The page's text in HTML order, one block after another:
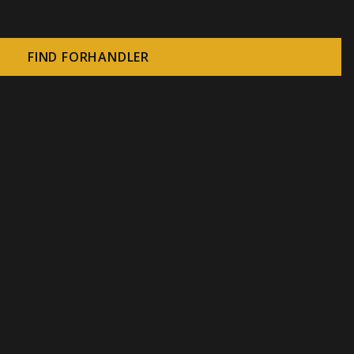
FIND FORHANDLER